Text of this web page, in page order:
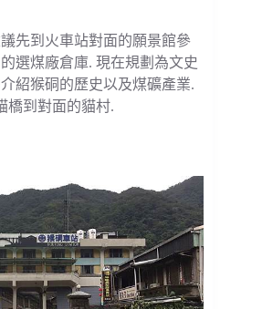
先到火車站對面的願景館參
選煤廠倉庫. 現在規劃為文史
紹猴硐的歷史以及煤礦產業.
橋到對面的貓村.